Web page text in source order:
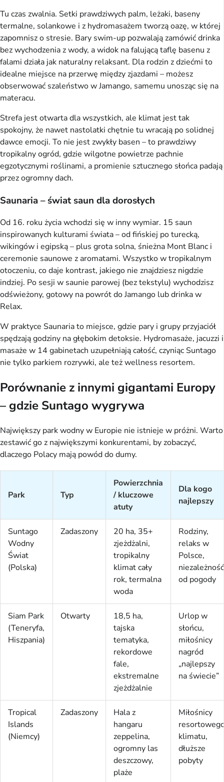
Tu czas zwalnia. Setki prawdziwych palm, leżaki, baseny
termalne, solankowe i z hydromasażem tworzą oazę, w której
zapomnisz o stresie. Bary swim-up pozwalają zamówić drinka
bez wychodzenia z wody, a widok na falującą taflę basenu z
falami działa jak naturalny relaksant. Dla rodzin z dziećmi to
idealne miejsce na przerwę między zjazdami – możesz
obserwować szaleństwo w Jamango, samemu unosząc się na
materacu.
Strefa jest otwarta dla wszystkich, ale klimat jest tak
spokojny, że nawet nastolatki chętnie tu wracają po solidnej
dawce emocji. To nie jest zwykły basen – to prawdziwy
tropikalny ogród, gdzie wilgotne powietrze pachnie
egzotycznymi roślinami, a promienie sztucznego słońca padają
przez ogromny dach.
Saunaria – świat saun dla dorosłych
Od 16. roku życia wchodzi się w inny wymiar. 15 saun
inspirowanych kulturami świata – od fińskiej po turecką,
wikingów i egipską – plus grota solna, śnieżna Mont Blanc i
ceremonie saunowe z aromatami. Wszystko w tropikalnym
otoczeniu, co daje kontrast, jakiego nie znajdziesz nigdzie
indziej. Po sesji w saunie parowej (bez tekstylu) wychodzisz
odświeżony, gotowy na powrót do Jamango lub drinka w
Relax.
W praktyce Saunaria to miejsce, gdzie pary i grupy przyjaciół
spędzają godziny na głębokim detoksie. Hydromasaże, jacuzzi i
masaże w 14 gabinetach uzupełniają całość, czyniąc Suntago
nie tylko parkiem rozrywki, ale też wellness resortem.
Porównanie z innymi gigantami Europy
– gdzie Suntago wygrywa
Największy park wodny w Europie nie istnieje w próżni. Warto
zestawić go z największymi konkurentami, by zobaczyć,
dlaczego Polacy mają powód do dumy.
Park Typ
Powierzchnia
/ kluczowe
atuty
Dla kogo
najlepszy
Suntago
Wodny
Świat
(Polska)
Zadaszony
20 ha, 35+
zjeżdżalni,
tropikalny
klimat cały
rok, termalna
woda
Rodziny,
relaks w
Polsce,
niezależność
od pogody
Siam Park
(Teneryfa,
Hiszpania)
Otwarty
18,5 ha,
tajska
tematyka,
rekordowe
fale,
ekstremalne
zjeżdżalnie
Urlop w
słońcu,
miłośnicy
nagród
„najlepszy
na świecie”
Tropical
Islands
(Niemcy)
Zadaszony
Hala z
hangaru
zeppelina,
ogromny las
deszczowy,
plaże
Miłośnicy
klimatu,
dłuższe
pobyty